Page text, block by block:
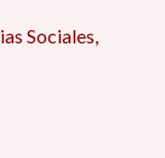
Sociales,